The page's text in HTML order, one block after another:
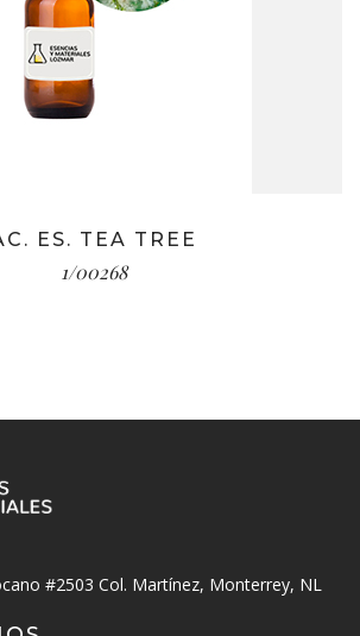
ES. TEA TREE
1/00268
#2503 Col. Martínez, Monterrey, NL